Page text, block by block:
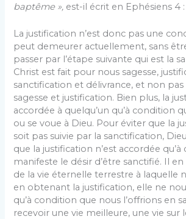
baptême », est-il écrit en Ephésiens 4
La justification n’est donc pas une
peut demeurer actuellement, sans
passer par l’étape suivante qui est la
Christ est fait pour nous sagesse,
sanctification et délivrance, et non
sagesse et justification. Bien plus, la
accordée à quelqu’un qu’à condition
ou se voue à Dieu. Pour éviter que la
soit pas suivie par la sanctification,
que la justification n’est accordée qu’à
manifeste le désir d’être sanctifié. Il
de la vie éternelle terrestre à laquelle
en obtenant la justification, elle ne
qu’à condition que nous l’offrions en
recevoir une vie meilleure, une vie sur